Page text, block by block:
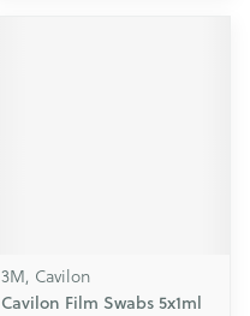
3M, Cavilon
Cavilon Film Swabs 5x1ml